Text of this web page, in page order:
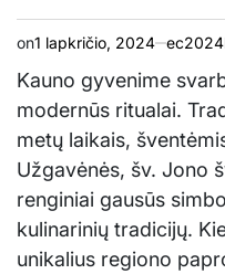
on1 lapkričio, 2024
Kauno gyvenime
modernūs ritualai.
metų laikais,
Užgavėnės, šv. Jono
renginiai gausūs
kulinarinių tradicijų.
unikalius regiono